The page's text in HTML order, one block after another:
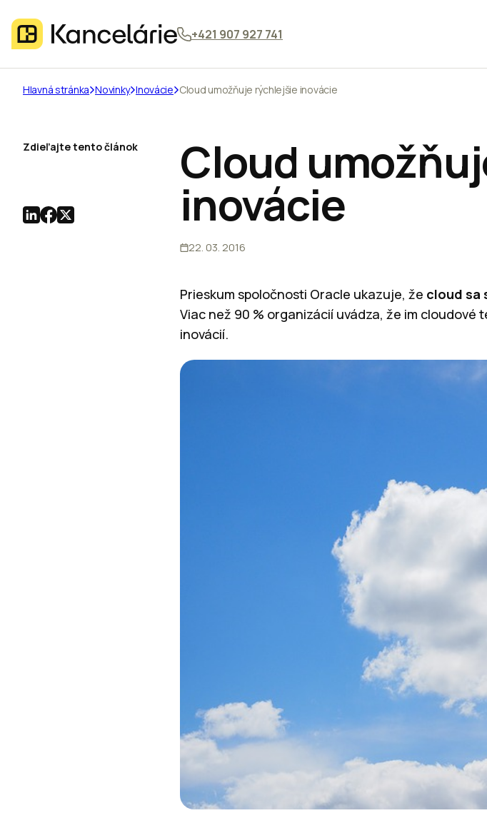
+421 907 927 741
Hlavná stránka Novinky Inovácie Cloud umožňuje rýchlejšie inovácie
Cloud
inovácie
22. 03. 2016
Prieskum spoločnosti Oracle ukazuje, že cloud sa
Viac než 90 % organizácií uvádza, že im
inovácií.
Zdieľajte tento článok